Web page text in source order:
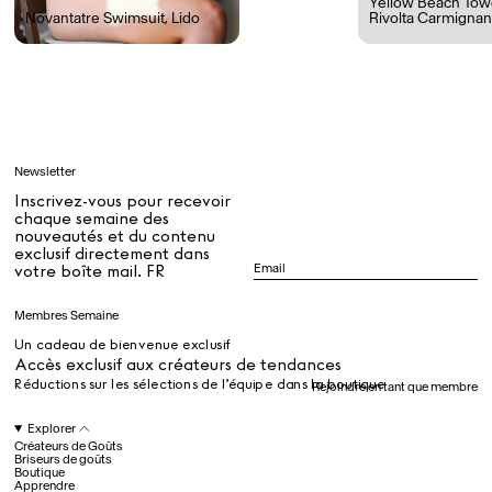
Tous
Dr Stolberg's Daily Habits to Support Your Inner Health
Novantatre Swimsuit,Lido
Rivolta
Newsletter
Inscrivez-vous pour recevoir
chaque semaine des
nouveautés et du contenu
exclusif directement dans
votre boîte mail. FR
Membres Semaine
Accès exclusif aux créateurs de tendances
Réductions sur les sélections de l’équipe dans la boutique
Un cadeau de bienvenue exclusif
Rejoindre en tant que membre
Explorer
Créateurs de Goûts
Briseurs de goûts
Boutique
Apprendre